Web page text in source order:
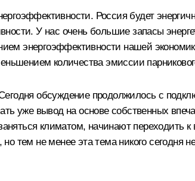
Россия будет
У нас очень большие запасы
энергоэффективности нашей
количества эмиссии
обсуждение продолжилось с
уже вывод на основе собственных
климатом, начинают переходить к
тем не менее эта тема никого сегодня